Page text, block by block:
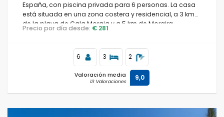
España, con piscina privada para 6 personas. La casa
está situada en una zona costera y residencial, a 3 km
de la playa de Cala Moraig y a 5 km de Moraira.
Precio por día desde: € 281
6 3 2
Valoración media
13 Valoraciones 9,0